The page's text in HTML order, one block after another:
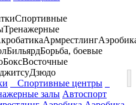
Спортивные
Тренажерные
Армрестлинг
БильярдБорьба, боевые
БоксВосточные
Дзюдо
Спортивные центры
залы Автоспорт